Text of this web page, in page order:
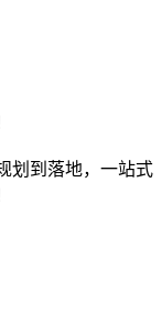
划到落地，一站式